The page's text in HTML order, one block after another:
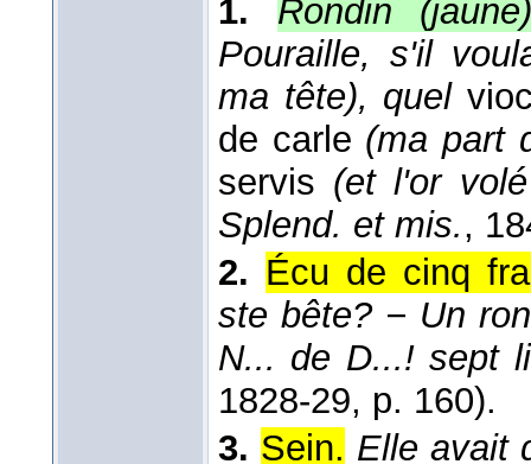
1.
Rondin
Pouraille, s'il
ma tête), quel
de carle (ma part
servis (et l'or
Splend. et mis.,
2. Écu de cinq
ste bête? − Un
N... de D...! sept
1828-29, p. 160).
3. Sein. Elle avait